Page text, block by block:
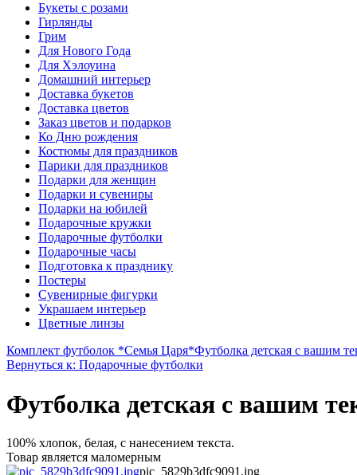
Букеты с розами
Гирлянды
Грим
Для Нового Года
Для Хэлоуина
Домашний интерьер
Доставка букетов
Доставка цветов
Заказ цветов и подарков
Ко Дню рождения
Костюмы для праздников
Парики для праздников
Подарки для женщин
Подарки и сувениры
Подарки на юбилей
Подарочные кружки
Подарочные футболки
Подарочные часы
Подготовка к празднику
Постеры
Сувенирные фигурки
Украшаем интерьер
Цветные линзы
Комплект футболок *Семья Царя*Футболка детская с вашим
Вернуться к: Подарочные футболки
Футболка детская с вашим
100% хлопок, белая, с нанесением текста.
Товар является маломерным
pic_5829b3dfc9091.jpg